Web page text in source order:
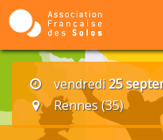
vendredi25
Rennes (35)